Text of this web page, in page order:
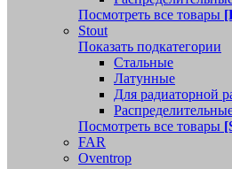
Посмотреть все товары
Stout
Показать подкатегории
Стальные
Латунные
Для радиаторной
Посмотреть все товары
FAR
Oventrop